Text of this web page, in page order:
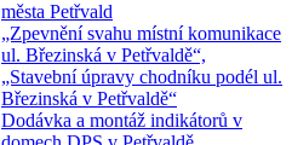
města Petřvald
„Zpevnění svahu místní komunikace
ul. Březinská v Petřvaldě“,
„Stavební úpravy chodníku podél ul.
Březinská v Petřvaldě“
Dodávka a montáž indikátorů v